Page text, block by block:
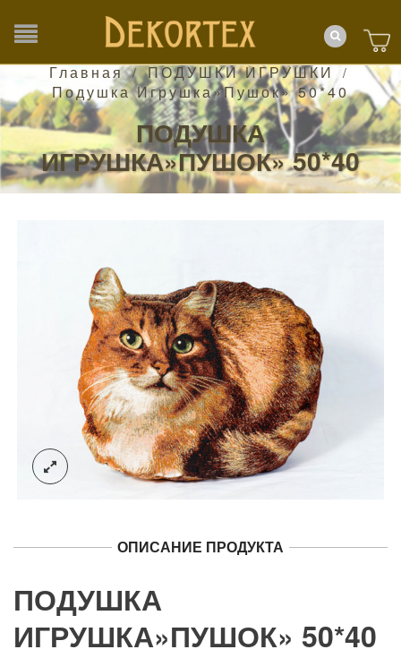
Главная / ПОДУШКИ ИГРУШКИ /
Подушка Игрушка»Пушок» 50*40
ПОДУШКА
ИГРУШКА»ПУШОК» 50*40
ОПИСАНИЕ ПРОДУКТА
ПОДУШКА
ИГРУШКА»ПУШОК» 50*40